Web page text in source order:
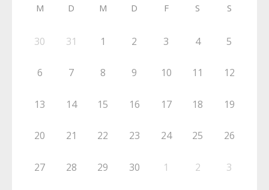
M D M D F S S
30 31 1 2 3 4 5
6 7 8 9 10 11 12
13 14 15 16 17 18 19
20 21 22 23 24 25 26
27 28 29 30 1 2 3